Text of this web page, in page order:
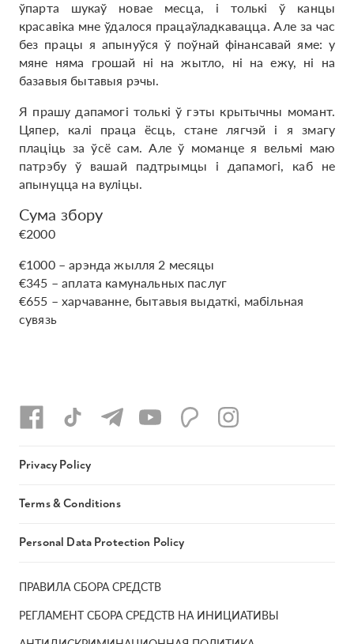
ўпарта шукаў новае месца, і толькі ў канцы
красавіка мне ўдалося працаўладкавацца. Але за час
без працы я апынуўся ў поўнай фінансавай яме: у
мяне няма грошай ні на жытло, ні на ежу, ні на
базавыя бытавыя рэчы.
Я прашу дапамогі толькі ў гэты крытычны момант.
Цяпер, калі праца ёсць, стане лягчэй і я змагу
плаціць за ўсё сам. Але ў моманце я вельмі маю
патрэбу ў вашай падтрымцы і дапамогі, каб не
апынуцца на вуліцы.
Сума збору
€2000
€1000 – арэнда жылля 2 месяцы
€345 – аплата камунальных паслуг
€655 – харчаванне, бытавыя выдаткі, мабільная
сувязь
ПРАВИЛА СБОРА СРЕДСТВ
РЕГЛАМЕНТ СБОРА СРЕДСТВ НА ИНИЦИАТИВЫ
Privacy Policy
Terms & Conditions
Personal Data Protection Policy